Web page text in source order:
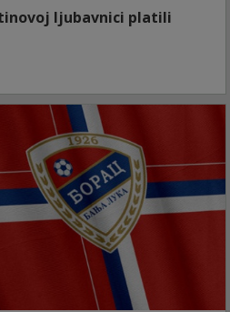
ljubavnici platili